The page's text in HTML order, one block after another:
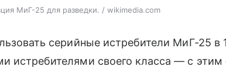
МиГ-25 для разведки. / wikimedia.com
серийные истребители МиГ-25 в
истребителями своего класса — с этим